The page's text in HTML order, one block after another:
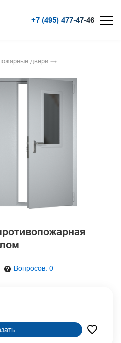
+7 (495) 477-47-46
двери →
Вопросов: 0